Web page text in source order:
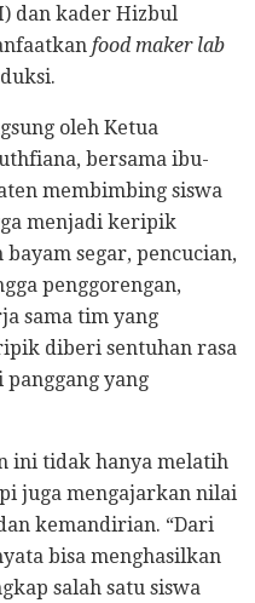
dan kader Hizbul
food maker lab
oleh Ketua
bersama ibu-
membimbing siswa
menjadi keripik
segar, pencucian,
penggorengan,
sama tim yang
diberi sentuhan rasa
panggang yang
ini tidak hanya melatih
juga mengajarkan nilai
kemandirian. “Dari
bisa menghasilkan
salah satu siswa